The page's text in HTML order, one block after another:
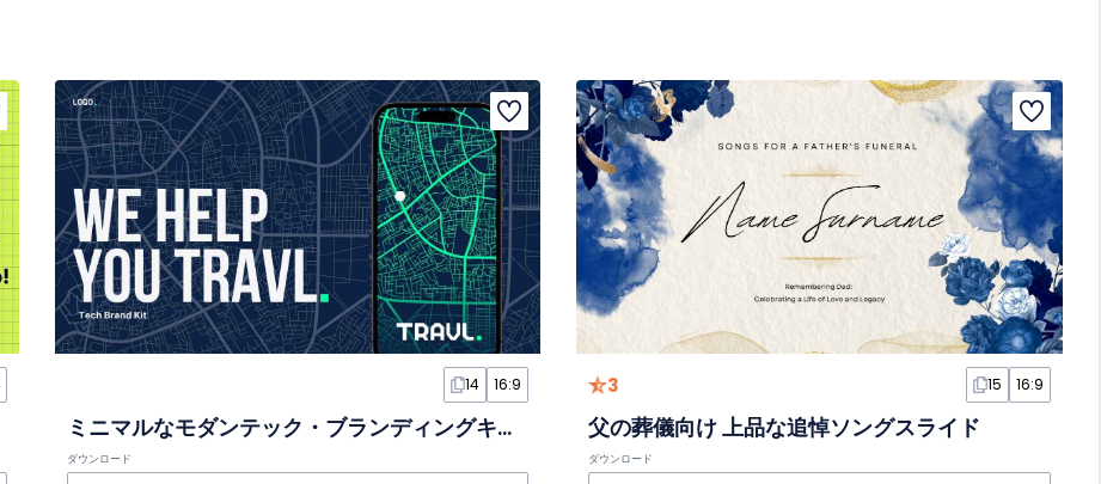
14 16:9
ミニマルなモダンテック・ブランディングキットスライド
ダウンロード
3 15 16:9
父の葬儀向け 上品な追悼ソングスライド
ダウンロード